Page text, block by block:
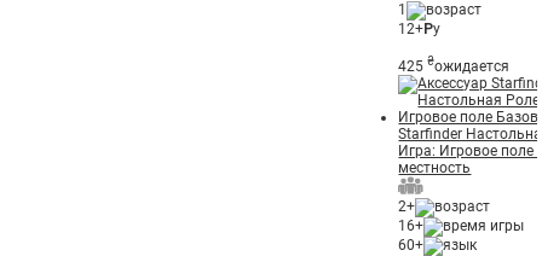
1
12+Ру
425₴ожидается
Starfinder
Игра: Игровое поле
местность
2+
16+
60+